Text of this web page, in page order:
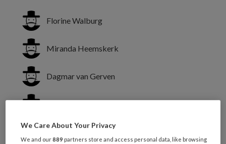
Florine Walburg
Miranda Heemskerk
Dagmar van Gerven
Kim Verhaegh
Jong-gediplomeerde
We Care About Your Privacy
We and our889 partners store and access personal data, like browsing